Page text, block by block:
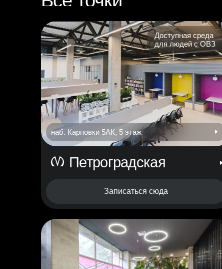
Записаться сюда
наб. Карповки 5АК, 5 этаж
Петроградская
Доступная среда
для людей с ОВЗ